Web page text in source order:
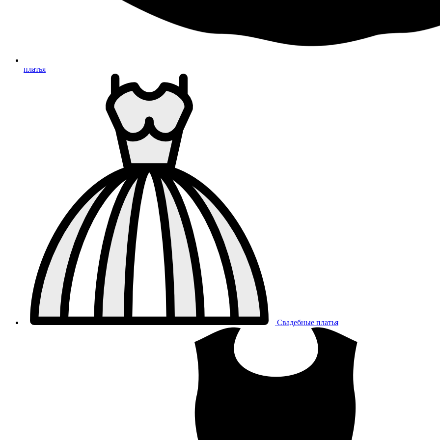
платья
Свадебные платья